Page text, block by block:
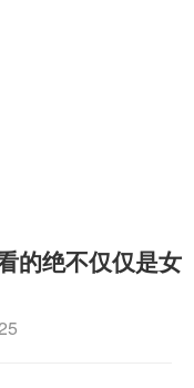
的绝不仅仅是女